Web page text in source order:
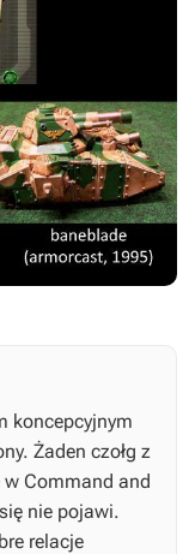
koncepcyjnym
Żaden czołg z
w Command and
nie pojawi.
relacje